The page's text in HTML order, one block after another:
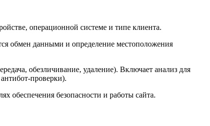
операционной системе и типе клиента.
обмен данными и определение местоположения
обезличивание, удаление). Включает анализ для
проверки).
обеспечения безопасности и работы сайта.